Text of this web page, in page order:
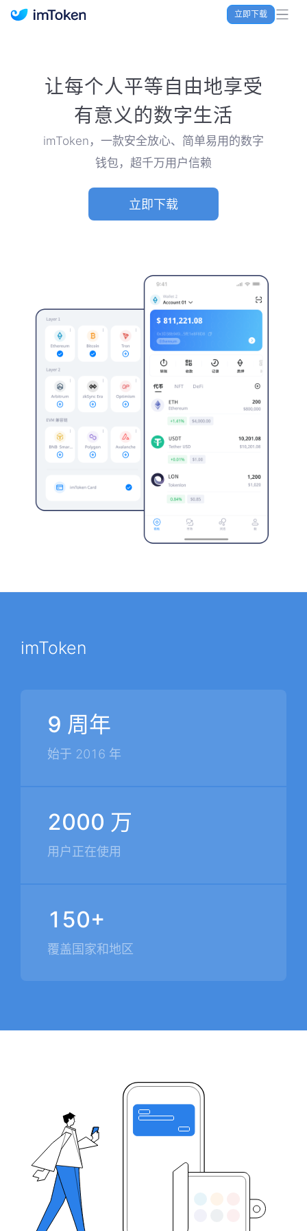
立即下载
imToken 官网｜联合TRX空投大礼包
让每个人平等自由地享受
有意义的数字生活
imToken，一款安全放心、简单易用的数字
钱包，超千万用户信赖
立即下载
imToken
9 周年
始于 2016 年
2000 万
用户正在使用
150+
覆盖国家和地区